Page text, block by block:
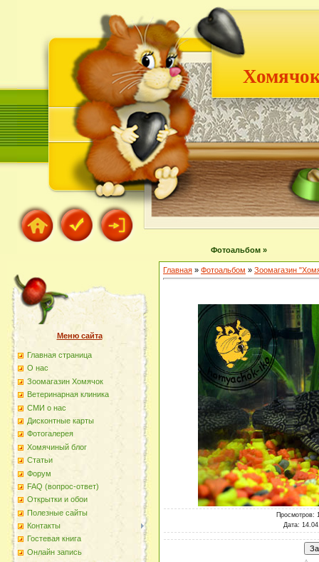
Фотоальбом »
Меню сайта
Главная страница
О наc
Зоомагазин Хомячок
Ветеринарная клиника
СМИ о нас
Дисконтные карты
Фотогалерея
Хомячиный блог
Статьи
Форум
FAQ (вопрос-ответ)
Открытки и обои
Полезные сайты
Контакты
Гостевая книга
Онлайн запись
Главная » Фотоальбом » Зоомагазин
Просмотров:
Дата: